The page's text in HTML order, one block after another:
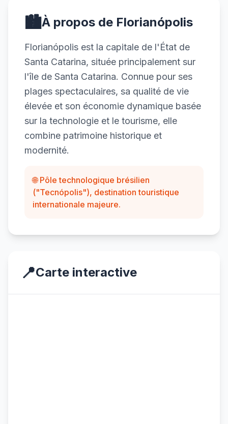
🏙️À propos de Florianópolis
Florianópolis est la capitale de l'État de
Santa Catarina, située principalement sur
l'île de Santa Catarina. Connue pour ses
plages spectaculaires, sa qualité de vie
élevée et son économie dynamique basée
sur la technologie et le tourisme, elle
combine patrimoine historique et
modernité.
🌐 Pôle technologique brésilien
("Tecnópolis"), destination touristique
internationale majeure.
📍Carte interactive